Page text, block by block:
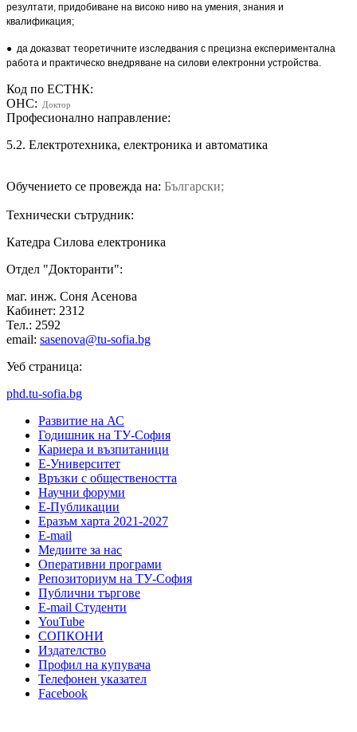
резултати, придобиване на високо ниво на умения, знания и
квалификация;
● да доказват теоретичните изследвания с прецизна експериментална
работа и практическо внедряване на силови електронни устройства.
Код по ЕСТНК:
ОНС:
Доктор
Професионално направление:
5.2. Електротехника, електроника и автоматика
Обучението се провежда на: Български;
Технически сътрудник:
Катедра Силова електроника
Отдел "Докторанти":
маг. инж. Соня Асенова
Кабинет: 2312
Тел.: 2592
email: sasenova@tu-sofia.bg
Уеб страница:
phd.tu-sofia.bg
Развитие на АС
Годишник на ТУ-София
Кариера и възпитаници
Е-Университет
Връзки с обществеността
Научни форуми
Е-Публикации
Еразъм харта 2021-2027
E-mail
Медиите за нас
Оперативни програми
Репозиториум на ТУ-София
Публични търгове
Е-mail Студенти
YouTube
СОПКОНИ
Издателство
Профил на купувача
Телефонен указател
Facebook